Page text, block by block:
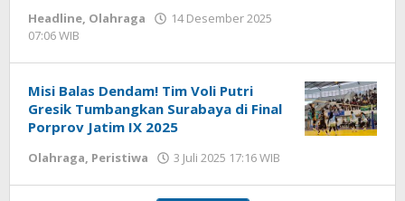
Headline, Olahraga
14 Desember 2025
07:06 WIB
Misi Balas Dendam! Tim Voli Putri
Gresik Tumbangkan Surabaya di Final
Porprov Jatim IX 2025
Olahraga, Peristiwa 3 Juli 2025 17:16 WIB